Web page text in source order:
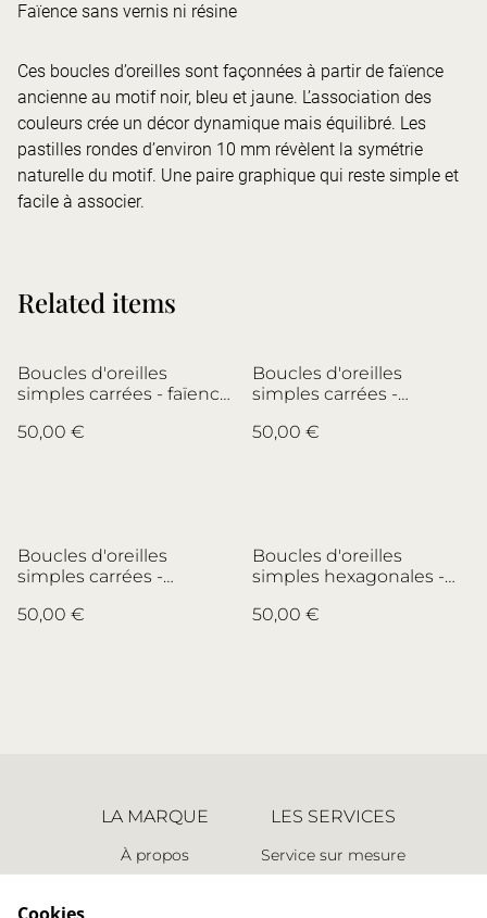
Faïence sans vernis ni résine
Ces boucles d’oreilles sont façonnées à partir de faïence
ancienne au motif noir, bleu et jaune. L’association des
couleurs crée un décor dynamique mais équilibré. Les
pastilles rondes d’environ 10 mm révèlent la symétrie
naturelle du motif. Une paire graphique qui reste simple et
facile à associer.
Related items
Boucles d'oreilles
simples carrées - faïence
50,00 €
Boucles d'oreilles
simples carrées -
porcelaine
50,00 €
Boucles d'oreilles
simples carrées -
porcelaine
50,00 €
Boucles d'oreilles
simples hexagonales -
Faïencerie de Desvres -
50,00 €
LA MARQUE
À propos
LES SERVICES
Service sur mesure